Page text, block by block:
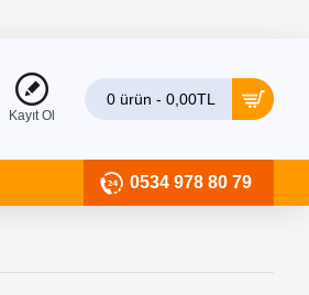
Kayıt Ol
0 ürün - 0,00TL
0534 978 80 79